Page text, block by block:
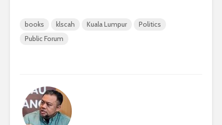
books klscah Kuala Lumpur
Politics
Public Forum